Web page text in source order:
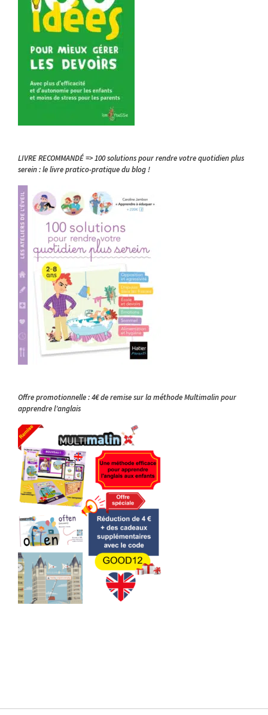
LIVRE RECOMMANDÉ => 100 solutions pour rendre votre quotidien plus
serein : le livre pratico-pratique du blog !
Offre promotionnelle : 4€ de remise sur la méthode Multimalin pour
apprendre l’anglais